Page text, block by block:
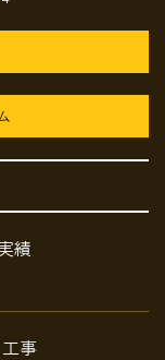
績
事